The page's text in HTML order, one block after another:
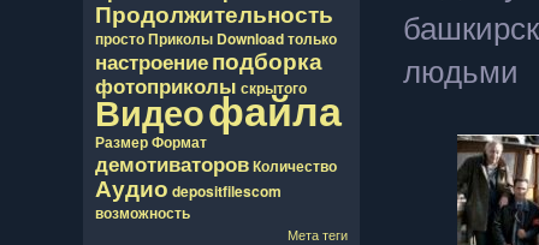
Продолжительность
простоПриколы Downloadтолько
настроениеподборка
фотоприколы скрытого
Видеофайла
РазмерФормат
демотиваторовКоличество
Аудио depositfilescom
возможность
Мета теги
людьми